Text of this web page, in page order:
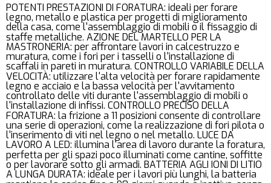
POTENTI PRESTAZIONI DI FORATURA: ideali per forare
legno, metallo e plastica per progetti di miglioramento
della casa, come l'assemblaggio di mobili o il fissaggio di
staffe metalliche. AZIONE DEL MARTELLO PER LA
MASTRONERIA: per affrontare lavori in calcestruzzo e
muratura, come i fori per i tasselli o l'installazione di
scaffali in pareti in muratura. CONTROLLO VARIABILE DELLA
VELOCITÀ: utilizzare l'alta velocità per forare rapidamente
legno e acciaio e la bassa velocità per l'avvitamento
controllato delle viti durante l'assemblaggio di mobili o
l'installazione di infissi. CONTROLLO PRECISO DELLA
FORATURA: la frizione a 11 posizioni consente di controllare
una serie di operazioni, come la realizzazione di fori pilota o
l'inserimento di viti nel legno o nel metallo. LUCE DA
LAVORO A LED: illumina l'area di lavoro durante la foratura,
perfetta per gli spazi poco illuminati come cantine, soffitte
o per lavorare sotto gli armadi. BATTERIA AGLI IONI DI LITIO
A LUNGA DURATA: ideale per i lavori più lunghi, la batteria